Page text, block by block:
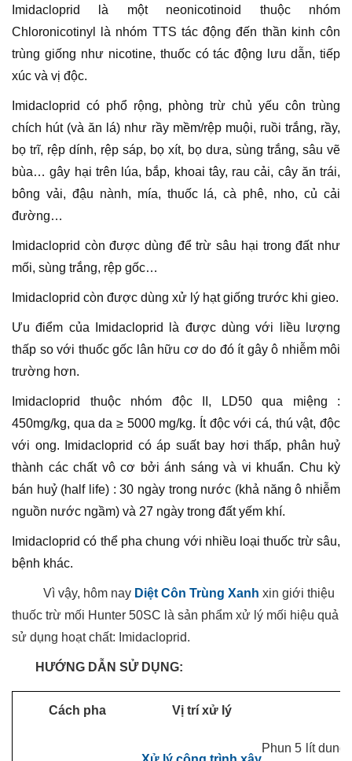
Imidacloprid là một neonicotinoid thuộc nhóm
Chloronicotinyl là nhóm TTS tác động đến thần kinh côn
trùng giống như nicotine, thuốc có tác động lưu dẫn, tiếp
xúc và vị độc.
Imidacloprid có phổ rộng, phòng trừ chủ yếu côn trùng
chích hút (và ăn lá) như rầy mềm/rệp muội, ruồi trắng, rầy,
bọ trĩ, rệp dính, rệp sáp, bọ xít, bọ dưa, sùng trắng, sâu vẽ
bùa… gây hại trên lúa, bắp, khoai tây, rau cải, cây ăn trái,
bông vải, đậu nành, mía, thuốc lá, cà phê, nho, củ cải
đường…
Imidacloprid còn được dùng để trừ sâu hại trong đất như
mối, sùng trắng, rệp gốc…
Imidacloprid còn được dùng xử lý hạt giống trước khi gieo.
Ưu điểm của Imidacloprid là được dùng với liều lượng
thấp so với thuốc gốc lân hữu cơ do đó ít gây ô nhiễm môi
trường hơn.
Imidacloprid thuộc nhóm độc II, LD50 qua miệng :
450mg/kg, qua da ≥ 5000 mg/kg. Ít độc với cá, thú vật, độc
với ong. Imidacloprid có áp suất bay hơi thấp, phân huỷ
thành các chất vô cơ bởi ánh sáng và vi khuẩn. Chu kỳ
bán huỷ (half life) : 30 ngày trong nước (khả năng ô nhiễm
nguồn nước ngầm) và 27 ngày trong đất yếm khí.
Imidacloprid có thể pha chung với nhiều loại thuốc trừ sâu,
bệnh khác.
Vì vậy, hôm nay Diệt Côn Trùng Xanh xin giới thiệu
thuốc trừ mối Hunter 50SC là sản phẩm xử lý mối hiệu quả
sử dụng hoạt chất: Imidacloprid.
HƯỚNG DẪN SỬ DỤNG:
Cách pha Vị trí xử lý
Phun 5 lít dung